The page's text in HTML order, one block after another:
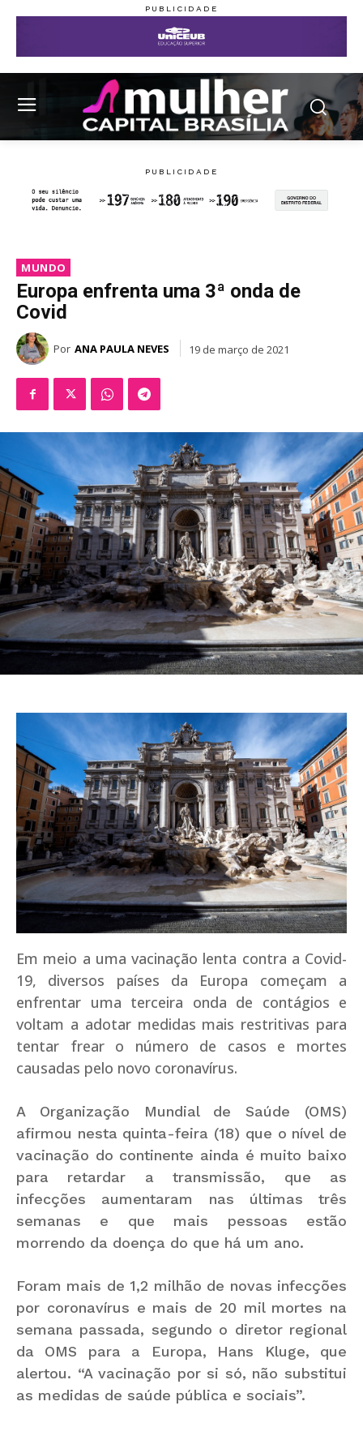
MUNDO
Europa enfrenta uma 3ª onda de
Covid
Por ANA PAULA NEVES 19 de março de 2021
Em meio a uma vacinação lenta contra a Covid-
19, diversos países da Europa começam a
enfrentar uma terceira onda de contágios e
voltam a adotar medidas mais restritivas para
tentar frear o número de casos e mortes
causadas pelo novo coronavírus.
A Organização Mundial de Saúde (OMS)
afirmou nesta quinta-feira (18) que o nível de
vacinação do continente ainda é muito baixo
para retardar a transmissão, que as
infecções aumentaram nas últimas três
semanas e que mais pessoas estão
morrendo da doença do que há um ano.
Foram mais de 1,2 milhão de novas infecções
por coronavírus e mais de 20 mil mortes na
semana passada, segundo o diretor regional
da OMS para a Europa, Hans Kluge, que
alertou. “A vacinação por si só, não substitui
as medidas de saúde pública e sociais”.